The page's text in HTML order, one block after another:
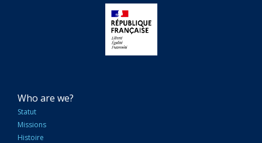
NAVIGATION
PRINCIPALE
Who are we?
Statut
Missions
Histoire